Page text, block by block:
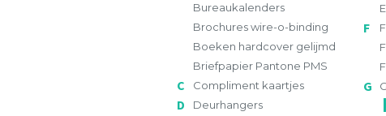
Bureaukalenders
Brochures wire-o-binding
Boeken hardcover gelijmd
Briefpapier Pantone PMS
Compliment kaartjes
Deurhangers